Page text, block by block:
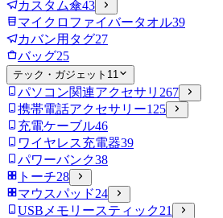
カスタム傘43
マイクロファイバータオル39
カバン用タグ27
バッグ25
テック・ガジェット 11
パソコン関連アクセサリ 267
携帯電話アクセサリー125
充電ケーブル46
ワイヤレス充電器39
パワーバンク38
トーチ28
マウスパッド24
USBメモリースティック21